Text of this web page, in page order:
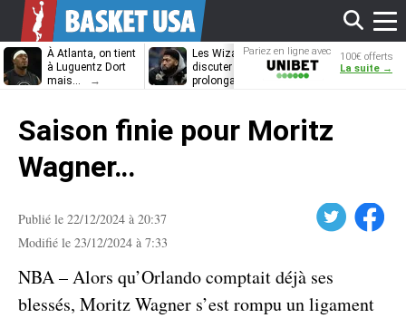
À Atlanta, on tient
à Luguentz Dort
mais…
Les Wizards vont
discuter
prolongation avec
Dennis
découvrira-t-il
Pariez en ligne avec
Unibet
100€ offerts
La suite →
Saison finie pour Moritz
Wagner…
Publié le 22/12/2024 à 20:37
Modifié le 23/12/2024 à 7:33
Facebook
NBA – Alors qu’Orlando comptait déjà ses
blessés, Moritz Wagner s’est rompu un ligament